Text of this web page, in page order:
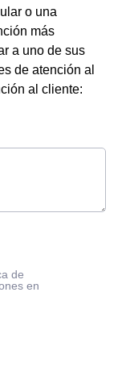
o una
más
a uno de sus
de atención al
al cliente:
de
en